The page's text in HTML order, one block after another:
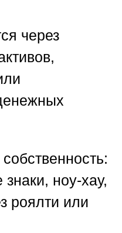
через
ноу-хау,
роялти или